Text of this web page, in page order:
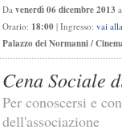
Da venerdì 06 dicembre 2013 a
Orario: 18:00 | Ingresso: vai
Palazzo dei Normanni /
Cena Sociale
Per conoscersi e
dell'associazione